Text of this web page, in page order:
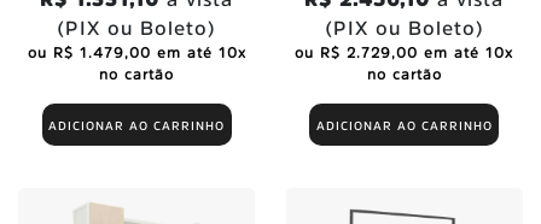
ADICIONAR AO CARRINHO
(PIX ou Boleto)
ou R$ 1.479,00 em até 10x
no cartão
ADICIONAR AO CARRINHO
(PIX ou Boleto)
ou R$ 2.729,00 em até 10x
no cartão